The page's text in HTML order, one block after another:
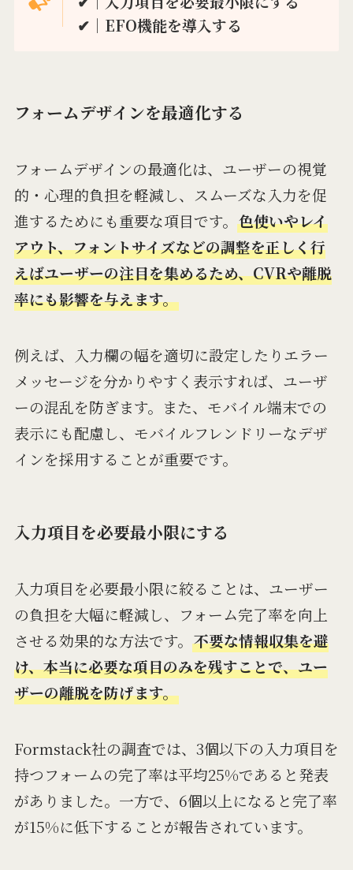
✔︎｜EFO機能を導入する
フォームデザインを最適化する
フォームデザインの最適化は、ユーザーの視覚
的・心理的負担を軽減し、スムーズな入力を促
進するためにも重要な項目です。 色使いやレイ
アウト、フォントサイズなどの調整を正しく行
えばユーザーの注目を集めるため、CVRや離脱
率にも影響を与えます。
例えば、入力欄の幅を適切に設定したりエラー
メッセージを分かりやすく表示すれば、ユーザ
ーの混乱を防ぎます。また、モバイル端末での
表示にも配慮し、モバイルフレンドリーなデザ
インを採用することが重要です。
入力項目を必要最小限にする
入力項目を必要最小限に絞ることは、ユーザー
の負担を大幅に軽減し、フォーム完了率を向上
させる効果的な方法です。 不要な情報収集を避
け、本当に必要な項目のみを残すことで、ユー
ザーの離脱を防げます。
Formstack社の調査では、3個以下の入力項目を
持つフォームの完了率は平均25%であると発表
がありました。一方で、6個以上になると完了率
が15%に低下することが報告されています。